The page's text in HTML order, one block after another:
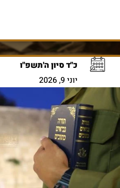
כ"ד סיון ה'תשפ"ו
יוני 9, 2026